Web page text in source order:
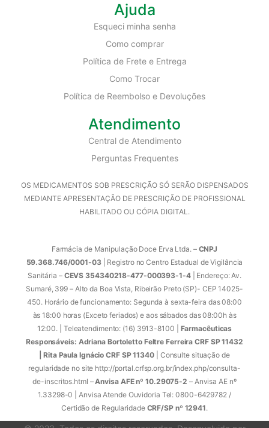
Ajuda
Esqueci minha senha
Como comprar
Política de Frete e Entrega
Como Trocar
Política de Reembolso e Devoluções
Atendimento
Central de Atendimento
Perguntas Frequentes
OS MEDICAMENTOS SOB PRESCRIÇÃO SÓ SERÃO DISPENSADOS
MEDIANTE APRESENTAÇÃO DE PRESCRIÇÃO DE PROFISSIONAL
HABILITADO OU CÓPIA DIGITAL.
Farmácia de Manipulação Doce Erva Ltda. – CNPJ
59.368.746/0001-03| Registro no Centro Estadual de Vigilância
Sanitária –CEVS 354340218-477-000393-1-4| Endereço: Av.
Sumaré, 399 – Alto da Boa Vista, Ribeirão Preto (SP)- CEP 14025-
450. Horário de funcionamento: Segunda à sexta-feira das 08:00
às 18:00 horas (Exceto feriados) e aos sábados das 08:00h às
12:00. | Teleatendimento: (16) 3913-8100 | Farmacêuticas
Responsáveis: Adriana Bortoletto Feltre Ferreira CRF SP 11432
| Rita Paula Ignácio CRF SP 11340 | Consulte situação de
regularidade no site http://portal.crfsp.org.br/index.php/consulta-
de-inscritos.html –Anvisa AFE nº 10.29075-2 – Anvisa AE nº
1.33298-0 | Anvisa Atende Ouvidoria Tel: 0800-6429782 /
Certidão de Regularidade CRF/SP nº 12941.